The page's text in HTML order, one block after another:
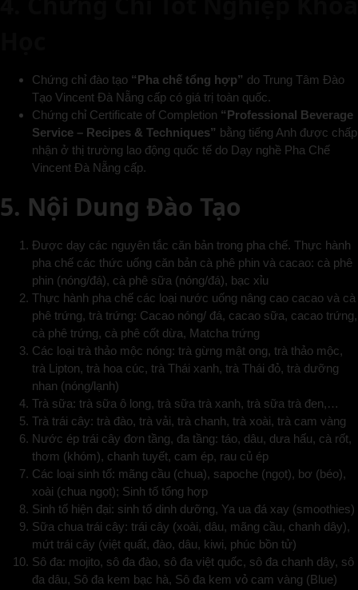
Chứng chỉ đào tạo “Pha chế tổng hợp” do Trung Tâm Đào
Tạo Vincent Đà Nẵng cấp có giá trị toàn quốc.
Chứng chỉ Certificate of Completion “Professional Beverage
Service – Recipes & Techniques” bằng tiếng Anh được chấp
nhận ở thị trường lao động quốc tế do Dạy nghề Pha Chế
Vincent Đà Nẵng cấp.
5. Nội Dung Đào Tạo
Được dạy các nguyên tắc căn bản trong pha chế. Thực hành
pha chế các thức uống căn bản cà phê phin và cacao: cà phê
phin (nóng/đá), cà phê sữa (nóng/đá), bạc xỉu
Thực hành pha chế các loại nước uống nâng cao cacao và cà
phê trứng, trà trứng: Cacao nóng/ đá, cacao sữa, cacao trứng,
cà phê trứng, cà phê cốt dừa, Matcha trứng
Các loại trà thảo mộc nóng: trà gừng mật ong, trà thảo mộc,
trà Lipton, trà hoa cúc, trà Thái xanh, trà Thái đỏ, trà dưỡng
nhan (nóng/lạnh)
Trà sữa: trà sữa ô long, trà sữa trà xanh, trà sữa trà đen,…
Trà trái cây: trà đào, trà vải, trà chanh, trà xoài, trà cam vàng
Nước ép trái cây đơn tầng, đa tầng: táo, dâu, dưa hấu, cà rốt,
thơm (khóm), chanh tuyết, cam ép, rau củ ép
Các loại sinh tố: mãng cầu (chua), sapoche (ngọt), bơ (béo),
xoài (chua ngọt); Sinh tố tổng hợp
Sinh tố hiện đại: sinh tố dinh dưỡng, Ya ua đá xay (smoothies)
Sữa chua trái cây: trái cây (xoài, dâu, mãng cầu, chanh dây),
mứt trái cây (việt quất, đào, dâu, kiwi, phúc bồn tử)
Sô đa: mojito, sô đa đào, sô đa việt quốc, sô đa chanh dây, sô
đa dâu, Sô đa kem bạc hà, Sô đa kem vỏ cam vàng (Blue)